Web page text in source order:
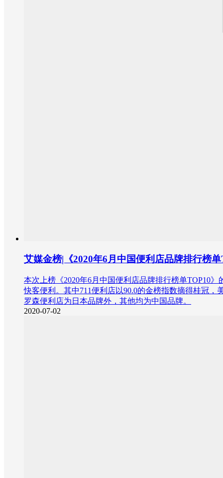
艾媒金榜|《2020年6月中国便利店品牌排行榜
本次上榜《2020年6月中国便利店品牌排行榜单TOP10
快客便利。其中711便利店以90.0的金榜指数摘得桂冠
罗森便利店为日本品牌外，其他均为中国品牌。
2020-07-02